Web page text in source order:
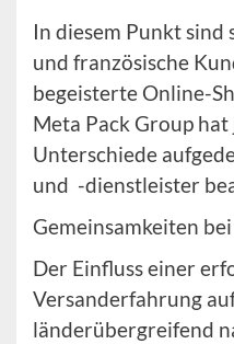
In diesem Punkt sind
und französische
begeisterte Online-
Meta Pack Group
Unterschiede
und -dienstleister
Gemeinsamkeiten
Der Einfluss einer
Versanderfahrung
länderübergreifend